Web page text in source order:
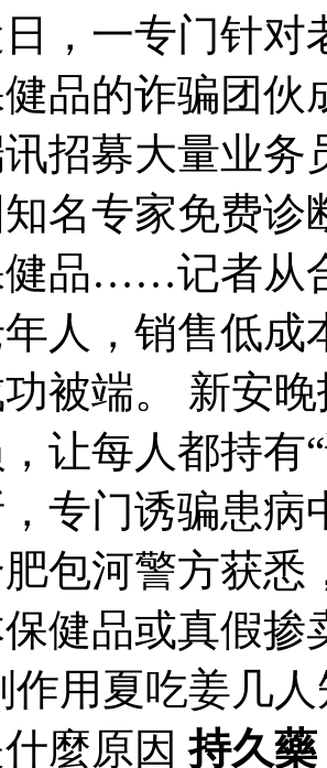
，一专门针对
品的诈骗团伙
招募大量业务
名专家免费诊
品……记者从
人，销售低
被端。 新安
让每人都持有
专门诱骗患
包河警方获悉
健品或真假掺
作用夏吃姜几
麼原因持久藥